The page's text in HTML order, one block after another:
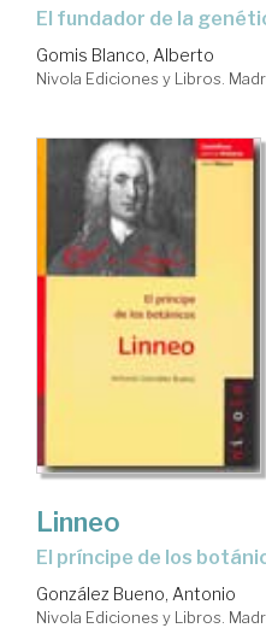
el fundador de la
Gomis Blanco, Alberto
Nivola Ediciones y Libros.
Linneo
el príncipe de los
González Bueno, Antonio
Nivola Ediciones y Libros.